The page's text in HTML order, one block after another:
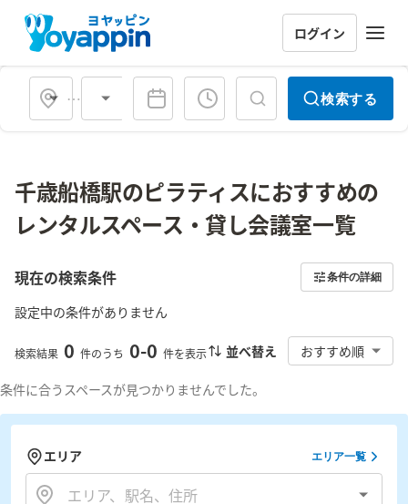
ログイン
会場タイプ 検索する
千歳船橋駅のピラティスにおすすめの
レンタルスペース・貸し会議室一覧
現在の検索条件 条件の詳細
設定中の条件がありません
検索結果 0 件のうち 0-0 件を表示 並べ替え おすすめ順
条件に合うスペースが見つかりませんでした。
エリア エリア一覧